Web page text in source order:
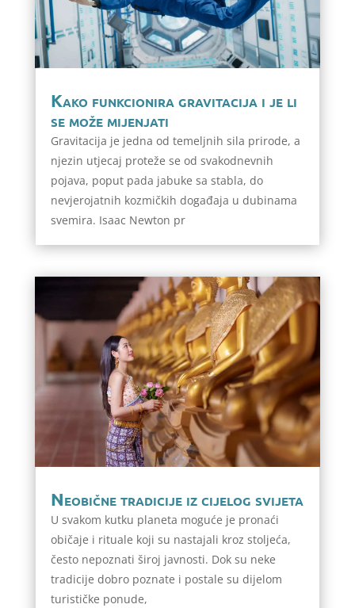
Kako funkcionira gravitacija i je li
se može mijenjati
Gravitacija je jedna od temeljnih sila prirode, a
njezin utjecaj proteže se od svakodnevnih
pojava, poput pada jabuke sa stabla, do
nevjerojatnih kozmičkih događaja u dubinama
svemira. Isaac Newton pr
Neobične tradicije iz cijelog svijeta
U svakom kutku planeta moguće je pronaći
običaje i rituale koji su nastajali kroz stoljeća,
često nepoznati široj javnosti. Dok su neke
tradicije dobro poznate i postale su dijelom
turističke ponude,